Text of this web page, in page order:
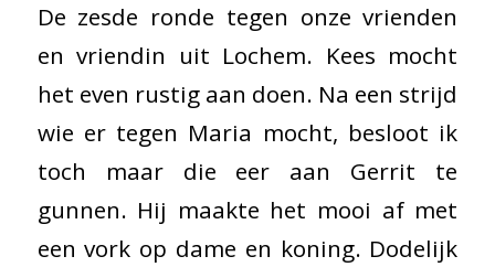
De zesde ronde tegen onze vrienden
en vriendin uit Lochem. Kees mocht
het even rustig aan doen. Na een strijd
wie er tegen Maria mocht, besloot ik
toch maar die eer aan Gerrit te
gunnen. Hij maakte het mooi af met
een vork op dame en koning. Dodelijk